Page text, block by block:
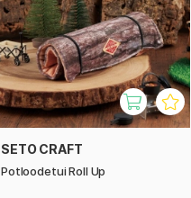
SETO CRAFT
Potloodetui Roll Up